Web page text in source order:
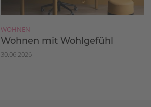
WOHNEN
Wohnen mit Wohlgefühl
30.06.2026